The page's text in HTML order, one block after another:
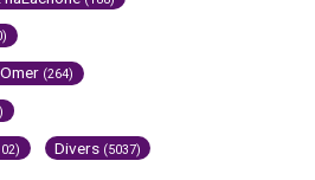
(264)
Divers (5037)